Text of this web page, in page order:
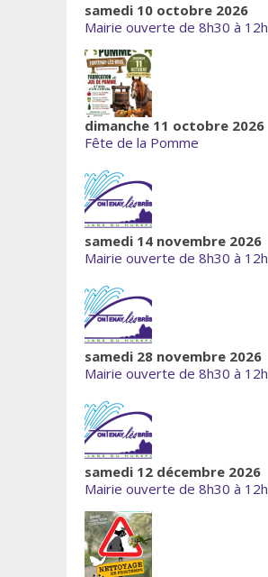
samedi 10 octobre 2026
Mairie ouverte de 8h30 à 12h
dimanche 11 octobre 2026
Fête de la Pomme
samedi 14 novembre 2026
Mairie ouverte de 8h30 à 12h
samedi 28 novembre 2026
Mairie ouverte de 8h30 à 12h
samedi 12 décembre 2026
Mairie ouverte de 8h30 à 12h